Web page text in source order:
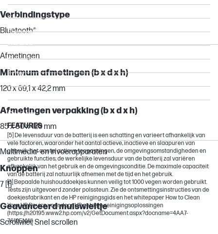
Verbindingstype
Bluetooth®
Afmetingen
Minimum afmetingen (b x d x h)
120 x 69,1 x 42,2 mm
Afmetingen verpakking (b x d x h)
85 x 50 x 120 mm
Multimedia- en invoerapparaten
Knoppen
7 [1]
Geavanceerd muiswieltje
Scrollwiel; Snel scrollen
OmniBook X
Elite
Dragonfly
Pavilion
OmniBook Ultra
Envy
ENVY
ZHAN
Spectre
FEATURES
[5] De levensduur van de batterij is een schatting en varieert afhankelijk van
vele factoren, waaronder het aantal actieve, inactieve en slaapuren van
gebruik, het aantal actieve toepassingen, de omgevingsomstandigheden en
gebruikte functies; de werkelijke levensduur van de batterij zal variëren
afhankelijk van het gebruik en de omgevingsconditie. De maximale capaciteit
van de batterij zal natuurlijk afnemen met de tijd en het gebruik.
[6] Bepaalde huishouddoekjes kunnen veilig tot 1000 vegen worden gebruikt.
Tests zijn uitgevoerd zonder polssteun. Zie de ontsmettingsinstructies van de
doekjesfabrikant en de HP reinigingsgids en het whitepaper How to Clean
Your HP Device voor door HP geteste reinigingsoplossingen
(https://h20195.www2.hp.com/v2/GetDocument.aspx?docname=4AA7-
7610ENW)